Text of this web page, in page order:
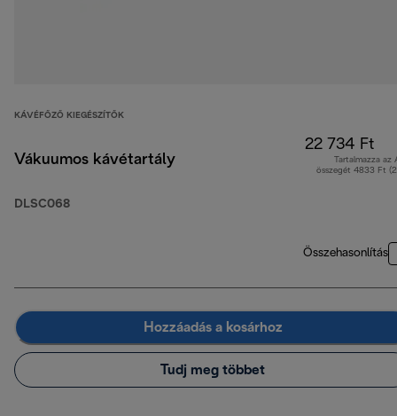
KÁVÉFŐZŐ KIEGÉSZÍTŐK
Vákuumos kávétartály
DLSC068
22 734 Ft
Tartalmazza az
összegét 4833 Ft
Összehasonlítás
Hozzáadás a kosárhoz
Tudj meg többet